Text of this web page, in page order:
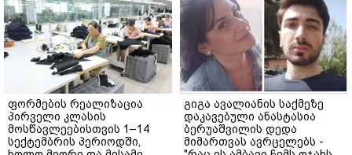
ფორმების რეალიზაცია
პირველი კლასის
მოსწავლეებისთვის 1–14
სექტემბრის პერიოდში,
გიგა ავალიანის საქმეზე
დაკავებული ანასტასია
ბერუაშვილის დედა
მიმართვას ავრცელებს -